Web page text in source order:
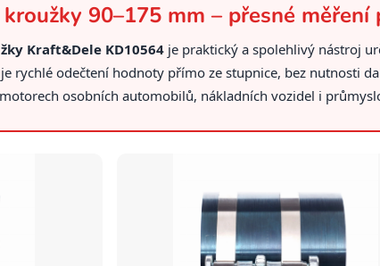
90–175 mm – přesné
Kraft&Dele KD10564 je praktický a spolehlivý nástroj
rychlé odečtení hodnoty přímo ze stupnice, bez nutnosti
osobních automobilů, nákladních vozidel i